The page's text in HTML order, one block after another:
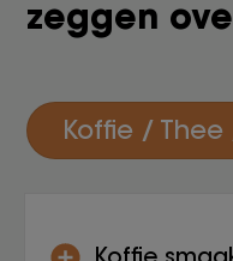
zeggen
Koffie /